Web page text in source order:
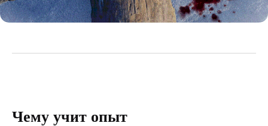
Чему учит опыт